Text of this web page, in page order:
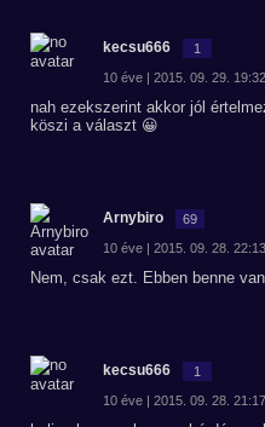
kecsu666 1
10 éve | 2015. 09. 29.
nah ezekszerint akkor jól
köszi a választ 😀
Arnybiro 69
10 éve | 2015. 09. 28.
Nem, csak ezt. Ebben benne
kecsu666 1
10 éve | 2015. 09. 28.